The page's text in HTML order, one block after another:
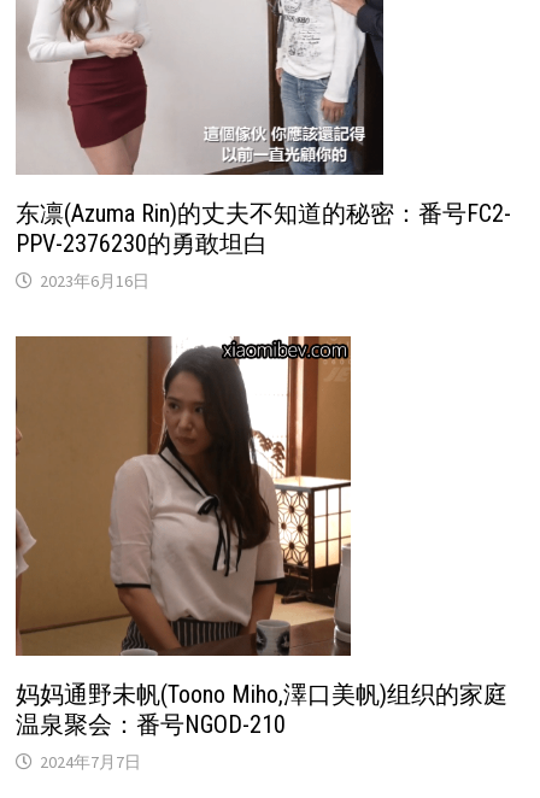
东凛(Azuma Rin)的丈夫不知道的秘密：番号FC2-
PPV-2376230的勇敢坦白
2023年6月16日
妈妈通野未帆(Toono Miho,澤口美帆)组织的家庭
温泉聚会：番号NGOD-210
2024年7月7日